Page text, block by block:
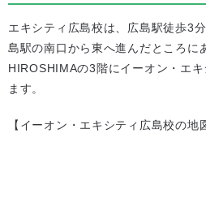
エキシティ広島校は、広島駅徒歩3
島駅の南口から東へ進んだところに
HIROSHIMAの3階にイーオン・エ
ます。
【イーオン・エキシティ広島校の地